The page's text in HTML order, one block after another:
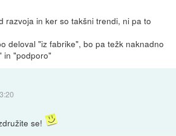
razvoja in ker so takšni trendi, ni pa to
deloval "iz fabrike", bo pa težk naknadno
in "podporo"
se!